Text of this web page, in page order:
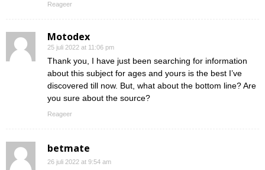
Reageer
Motodex
25 juli 2022 at 11:06 pm
Thank you, I have just been searching for information
about this subject for ages and yours is the best I’ve
discovered till now. But, what about the bottom line? Are
you sure about the source?
Reageer
betmate
26 juli 2022 at 9:54 am